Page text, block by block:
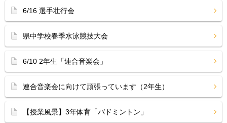
6/16 選手壮行会
県中学校春季水泳競技大会
6/10 2年生「連合音楽会」
連合音楽会に向けて頑張っています（2年生）
【授業風景】3年体育「バドミントン」